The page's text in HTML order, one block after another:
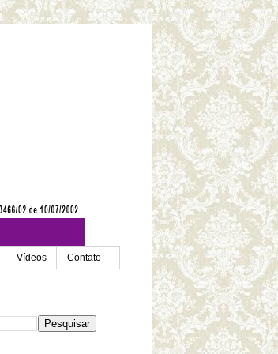
Vídeos Contato